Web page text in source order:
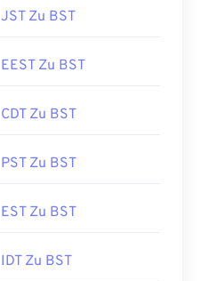
JST Zu BST
EEST Zu BST
CDT Zu BST
PST Zu BST
EST Zu BST
IDT Zu BST